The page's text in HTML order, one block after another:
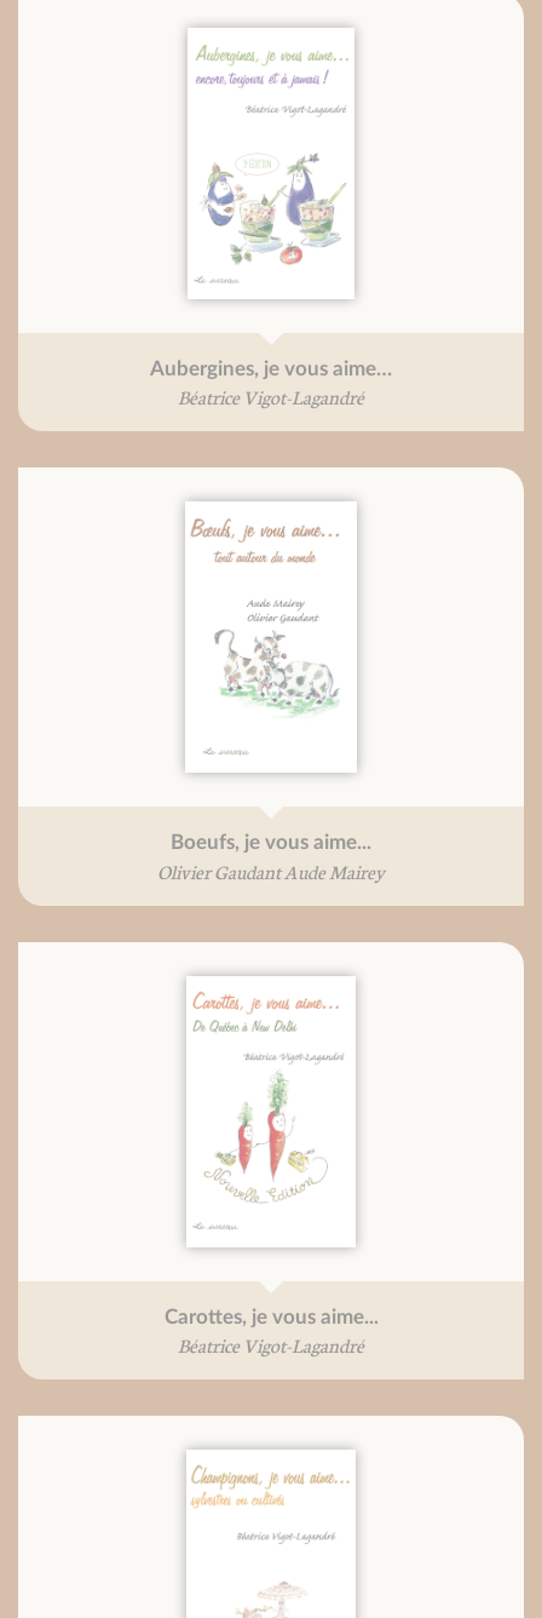
Aubergines, je vous aime…
Béatrice Vigot-Lagandré
Boeufs, je vous aime...
Olivier Gaudant Aude Mairey
Carottes, je vous aime...
Béatrice Vigot-Lagandré